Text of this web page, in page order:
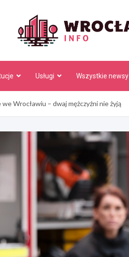
Usługi Wszystkie newsy
Wrocławiu – dwaj mężczyźni nie żyją